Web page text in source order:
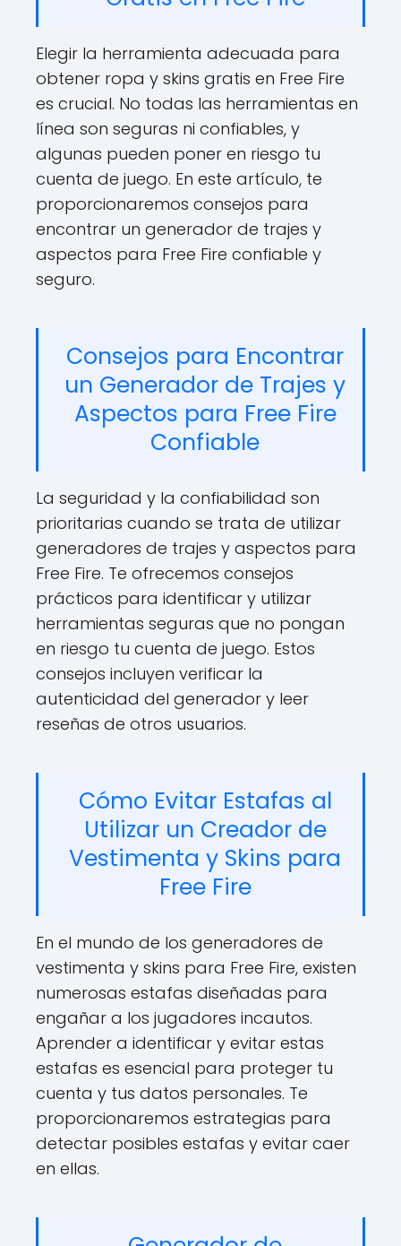
Elegir la herramienta adecuada para
obtener ropa y skins gratis en Free Fire
es crucial. No todas las herramientas en
línea son seguras ni confiables, y
algunas pueden poner en riesgo tu
cuenta de juego. En este artículo, te
proporcionaremos consejos para
encontrar un generador de trajes y
aspectos para Free Fire confiable y
seguro.
Consejos para Encontrar
un Generador de Trajes y
Aspectos para Free Fire
Confiable
La seguridad y la confiabilidad son
prioritarias cuando se trata de utilizar
generadores de trajes y aspectos para
Free Fire. Te ofrecemos consejos
prácticos para identificar y utilizar
herramientas seguras que no pongan
en riesgo tu cuenta de juego. Estos
consejos incluyen verificar la
autenticidad del generador y leer
reseñas de otros usuarios.
Cómo Evitar Estafas al
Utilizar un Creador de
Vestimenta y Skins para
Free Fire
En el mundo de los generadores de
vestimenta y skins para Free Fire, existen
numerosas estafas diseñadas para
engañar a los jugadores incautos.
Aprender a identificar y evitar estas
estafas es esencial para proteger tu
cuenta y tus datos personales. Te
proporcionaremos estrategias para
detectar posibles estafas y evitar caer
en ellas.